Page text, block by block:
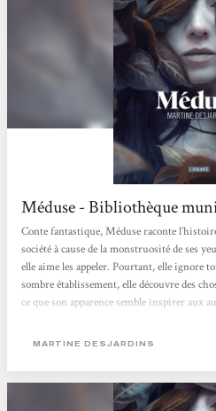
Méduse - Bibliothèque
Conte fantastique, Méduse raconte
société à cause de la monstruosité de ses
elle aime les appeler. Pourtant, elle ignore
sombre établissement, elle découvre des
ce que son apparence semble inspirer aux
sauver… Martine Desjardins nous offre
MARTINE DESJARDINS